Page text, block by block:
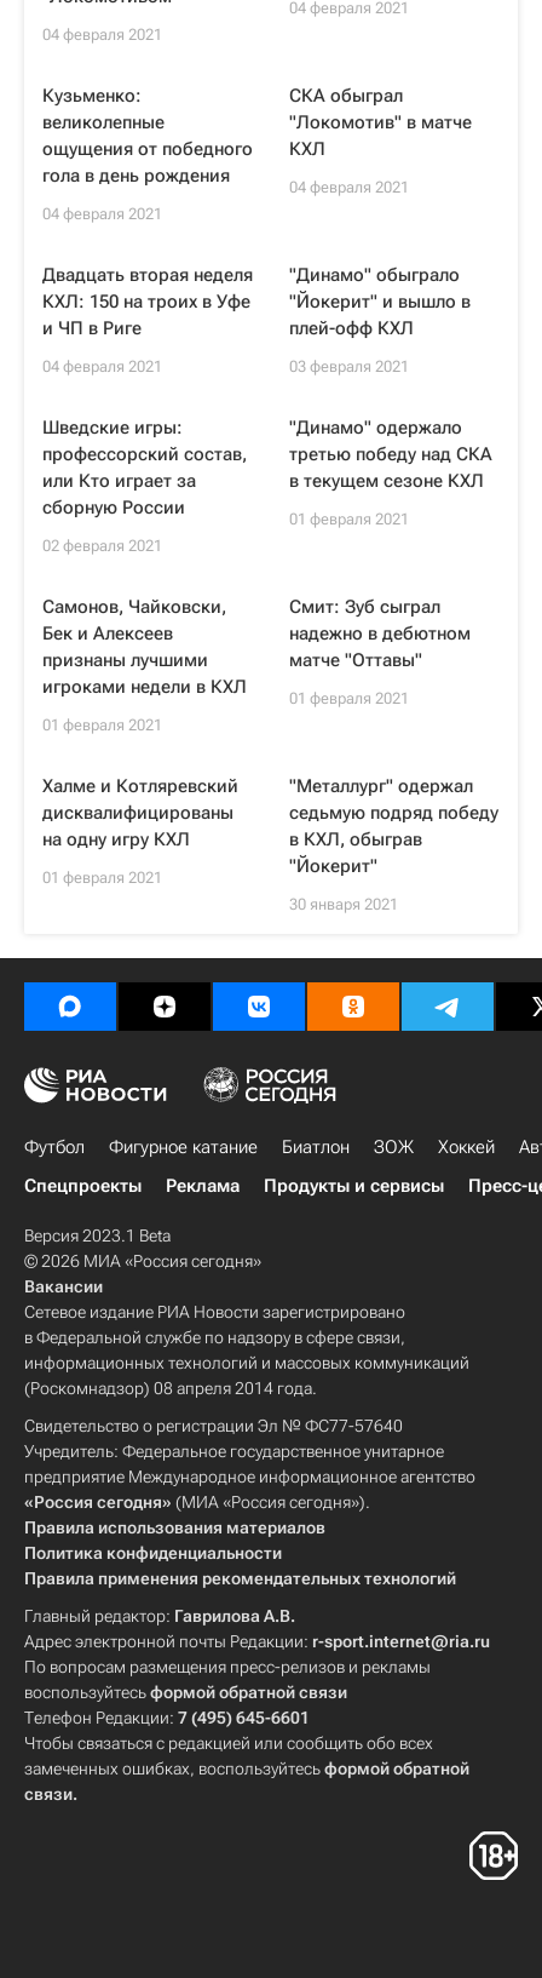
04 февраля 2021
04 февраля 2021
Кузьменко:
великолепные
ощущения от победного
гола в день рождения
04 февраля 2021
СКА обыграл
"Локомотив" в матче
КХЛ
04 февраля 2021
Двадцать вторая неделя
КХЛ: 150 на троих в Уфе
и ЧП в Риге
04 февраля 2021
"Динамо" обыграло
"Йокерит" и вышло в
плей-офф КХЛ
03 февраля 2021
Шведские игры:
профессорский состав,
или Кто играет за
сборную России
02 февраля 2021
"Динамо" одержало
третью победу над СКА
в текущем сезоне КХЛ
01 февраля 2021
Самонов, Чайковски,
Бек и Алексеев
признаны лучшими
игроками недели в КХЛ
01 февраля 2021
Смит: Зуб сыграл
надежно в дебютном
матче "Оттавы"
01 февраля 2021
Халме и Котляревский
дисквалифицированы
на одну игру КХЛ
01 февраля 2021
"Металлург" одержал
седьмую подряд победу
в КХЛ, обыграв
"Йокерит"
30 января 2021
Футбол Фигурное катание Биатлон ЗОЖ Хоккей
Спецпроекты
Реклама Продукты и сервисы Пресс-
Версия 2023.1 Beta
© 2026 МИА «Россия сегодня»
Вакансии
Сетевое издание РИА Новости зарегистрировано
в Федеральной службе по надзору в сфере связи,
информационных технологий и массовых коммуникаций
(Роскомнадзор) 08 апреля 2014 года.
Свидетельство о регистрации Эл № ФС77-57640
Учредитель: Федеральное государственное унитарное
предприятие Международное информационное агентство
«Россия сегодня» (МИА «Россия сегодня»).
Правила использования материалов
Политика конфиденциальности
Правила применения рекомендательных технологий
Главный редактор: Гаврилова А.В.
Адрес электронной почты Редакции: r-sport.internet@ria.ru
По вопросам размещения пресс-релизов и рекламы
воспользуйтесьформой обратной связи
Телефон Редакции: 7 (495) 645-6601
Чтобы связаться с редакцией или сообщить обо всех
замеченных ошибках, воспользуйтесьформой обратной
связи.